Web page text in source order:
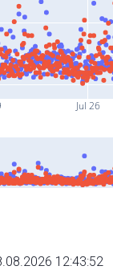
Jul 26
12:43:52